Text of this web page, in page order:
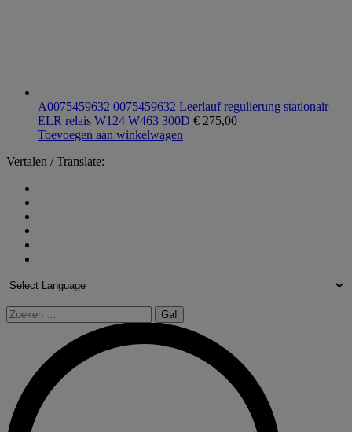
A0075459632 0075459632 Leerlauf regulierung stationair
ELR relais W124 W463 300D € 275,00
Toevoegen aan winkelwagen
Vertalen / Translate:
Zoeken: